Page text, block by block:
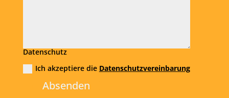
Datenschutz
Ich akzeptiere die Datenschutzvereinbarung
Absenden